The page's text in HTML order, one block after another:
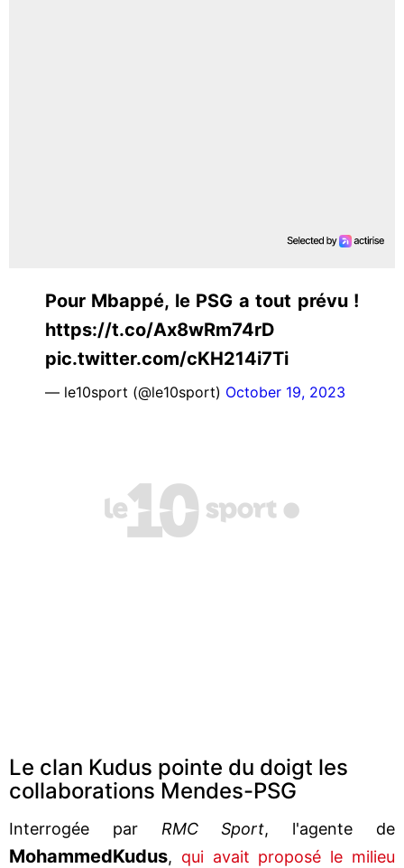
Pour Mbappé, le PSG a tout prévu !
https://t.co/Ax8wRm74rD
pic.twitter.com/cKH214i7Ti
— le10sport (@le10sport) October 19, 2023
Le clan Kudus pointe du doigt les
collaborations Mendes-PSG
Interrogée par RMC Sport, l'agente de
MohammedKudus, qui avait proposé le milieu